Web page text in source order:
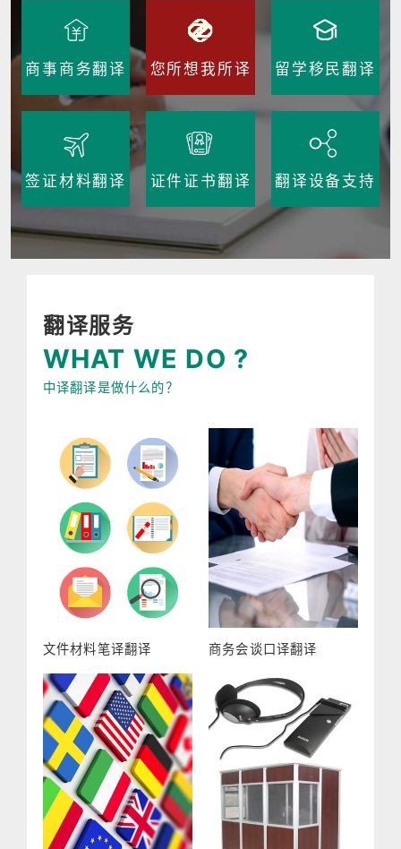
商事商务翻译 您所想我所译 留学移民翻译
签证材料翻译 证件证书翻译 翻译设备支持
翻译服务
WHAT WE DO ?
中译翻译是做什么的？
文件材料笔译翻译 商务会谈口译翻译